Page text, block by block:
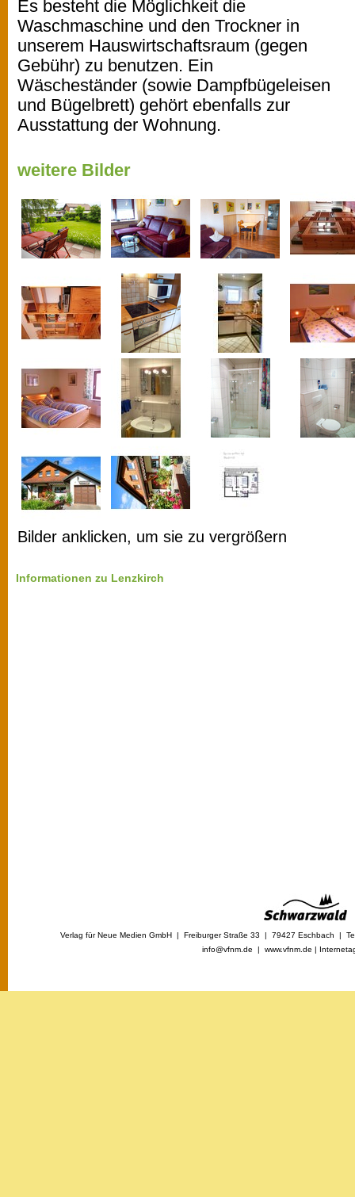
Es besteht die Möglichkeit die
Waschmaschine und den Trockner in
unserem Hauswirtschaftsraum (gegen
Gebühr) zu benutzen. Ein
Wäscheständer (sowie Dampfbügeleisen
und Bügelbrett) gehört ebenfalls zur
Ausstattung der Wohnung.
weitere Bilder
Bilder anklicken, um sie zu vergrößern
Informationen zu Lenzkirch
Verlag für Neue Medien GmbH | Freiburger Straße 33 | 79427 Eschbach |
info@vfnm.de | www.vfnm.de |